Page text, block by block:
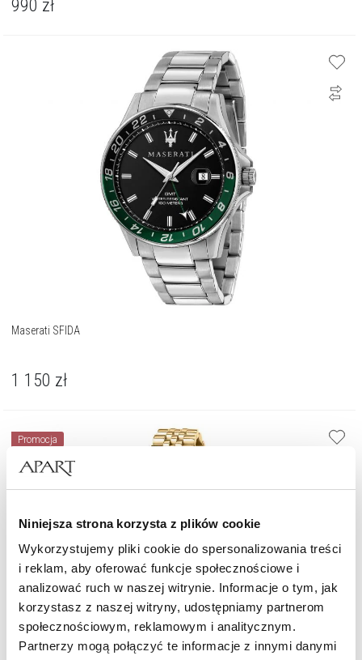
Niniejsza strona korzysta z plików cookie
Wykorzystujemy pliki cookie do spersonalizowania treści
i reklam, aby oferować funkcje społecznościowe i
analizować ruch w naszej witrynie. Informacje o tym, jak
korzystasz z naszej witryny, udostępniamy partnerom
społecznościowym, reklamowym i analitycznym.
Partnerzy mogą połączyć te informacje z innymi danymi
990 zł
Maserati SFIDA
1 150 zł
Promocja